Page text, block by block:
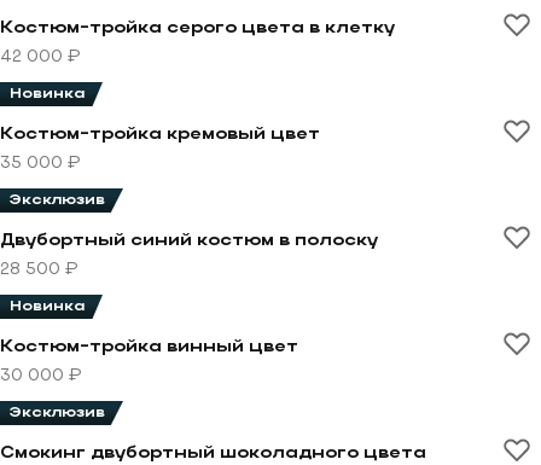
Перейти к товару Костюм-тройка серого цвета в
Костюм-тройка серого цвета в клетку
42 000 ₽
Новинка
Костюм-тройка кремовый цвет
35 000 ₽
Перейти к товару Двубортный синий костюм в
Эксклюзив
Двубортный синий костюм в полоску
28 500 ₽
Новинка
Костюм-тройка винный цвет
30 000 ₽
Перейти к товару Смокинг двубортный шоколадного
Эксклюзив
Смокинг двубортный шоколадного цвета